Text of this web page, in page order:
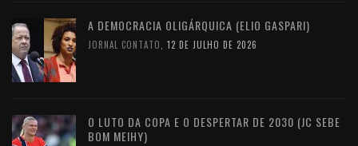
A DEMOCRACIA OLIGÁRQUICA (ELIO GASPARI)
JORNAL CONTATO 12 DE JULHO DE 2026
O LUTO DA COPA E O DESPERTAR DE 2030 (JC SEBE
BOM MEIHY)